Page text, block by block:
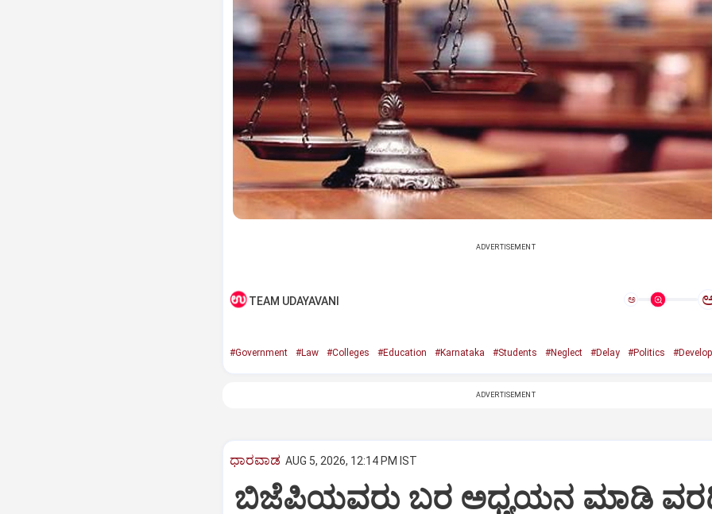
ADVERTISEMENT
TEAM UDAYAVANI ಅ
#Government #Law #Colleges #Education #Karnataka #Students #Neglect #Delay #Politics
ADVERTISEMENT
ಧಾರವಾಡ AUG 5, 2026, 12:14 PM IST
ಬಿಜೆಪಿಯವರು ಬರ ಅಧ್ಯಯನ ಮಾಡಿ